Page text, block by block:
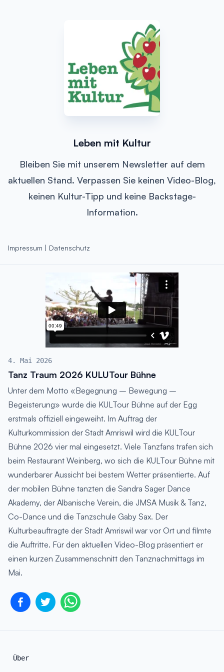
Leben mit Kultur
Bleiben Sie mit unserem Newsletter auf dem
aktuellen Stand. Verpassen Sie keinen Video-Blog,
keinen Kultur-Tipp und keine Backstage-
Information.
Impressum | Datenschutz
4. Mai 2026
Tanz Traum 2026 KULUTour Bühne
Unter dem Motto «Begegnung – Bewegung –
Begeisterung» wurde die KULTour Bühne auf der Egg
erstmals offiziell eingeweiht. Im Auftrag der
Kulturkommission der Stadt Amriswil wird die KULTour
Bühne 2026 vier mal eingesetzt. Viele Tanzfans trafen sich
beim Restaurant Weinberg, wo sich die KULTour Bühne mit
wunderbarer Aussicht bei bestem Wetter präsentierte. Auf
der mobilen Bühne tanzten die Sandra Sager Dance
Akademy, der Albanische Verein, die JMSA Musik & Tanz,
Co-Dance und die Tanzschule Gaby Sax. Der
Kulturbeauftragte der Stadt Amriswil war vor Ort und filmte
die Auftritte. Für den aktuellen Video-Blog präsentiert er
einen kurzen Zusammenschnitt den Tanznachmittags im
Mai.
Über